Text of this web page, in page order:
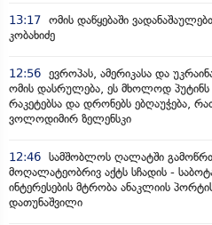
13:17 ომის დაწყებაში
კობახიძე
12:56 ევროპას, ამერიკასა და
ომის დასრულება, ეს მხოლოდ
რაკეტებსა და დრონებს ებღაუჭება,
ვოლოდიმირ ზელენსკი
12:46 სამშობლოს ღალატში
მოღალატეობრივ აქტს სჩადის -
ინტერესების მტრობა ანაკლიის
დათუნაშვილი